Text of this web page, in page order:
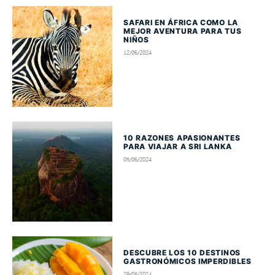
SAFARI EN ÁFRICA COMO LA
MEJOR AVENTURA PARA TUS
NIÑOS
12/06/2024
10 RAZONES APASIONANTES
PARA VIAJAR A SRI LANKA
05/06/2024
DESCUBRE LOS 10 DESTINOS
GASTRONÓMICOS IMPERDIBLES